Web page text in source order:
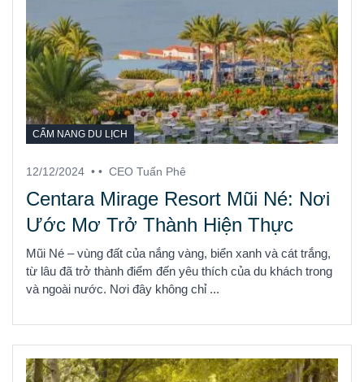
CẨM NANG DU LỊCH
12/12/2024 • • CEO Tuấn Phê
Centara Mirage Resort Mũi Né: Nơi
Ước Mơ Trở Thành Hiện Thực
Mũi Né – vùng đất của nắng vàng, biển xanh và cát trắng,
từ lâu đã trở thành điểm đến yêu thích của du khách trong
và ngoài nước. Nơi đây không chỉ ...